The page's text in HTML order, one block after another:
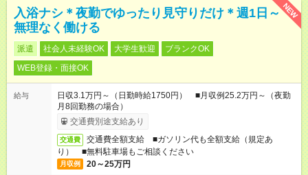
NEW
入浴ナシ＊夜勤でゆったり見守りだけ＊週1日～
無理なく働ける
派遣 社会人未経験OK 大学生歓迎
ブランクOK
WEB登録・面接OK
給与
日収3.1万円～（日勤時給1750円） ■月収例25.2万円～（夜勤
月8回勤務の場合）
交通費別途支給あり
交通費
交通費全額支給 ■ガソリン代も全額支給（規定あ
り） ■無料駐車場もご相談ください
月収例 20～25万円